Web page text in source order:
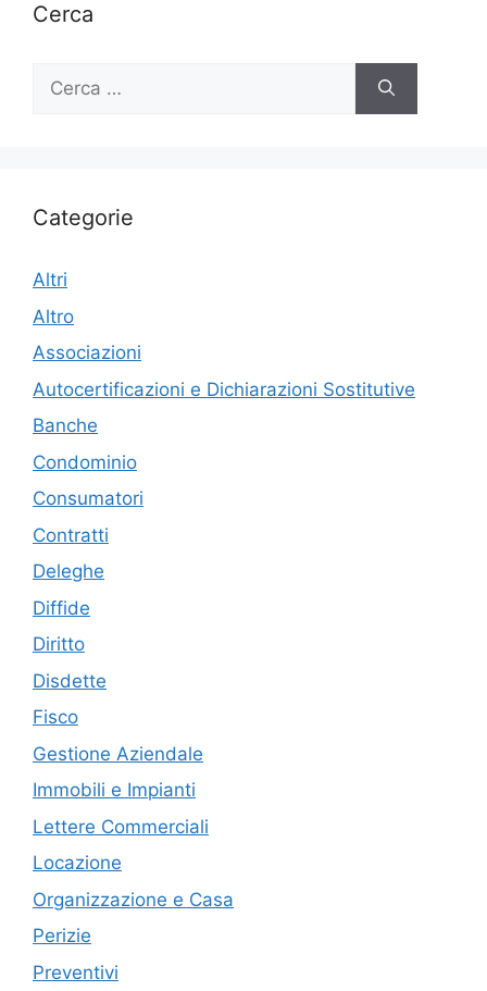
Cerca
Ricerca
Categorie
Altri
Altro
Associazioni
Autocertificazioni e Dichiarazioni Sostitutive
Banche
Condominio
Consumatori
Contratti
Deleghe
Diffide
Diritto
Disdette
Fisco
Gestione Aziendale
Immobili e Impianti
Lettere Commerciali
Locazione
Organizzazione e Casa
Perizie
Preventivi